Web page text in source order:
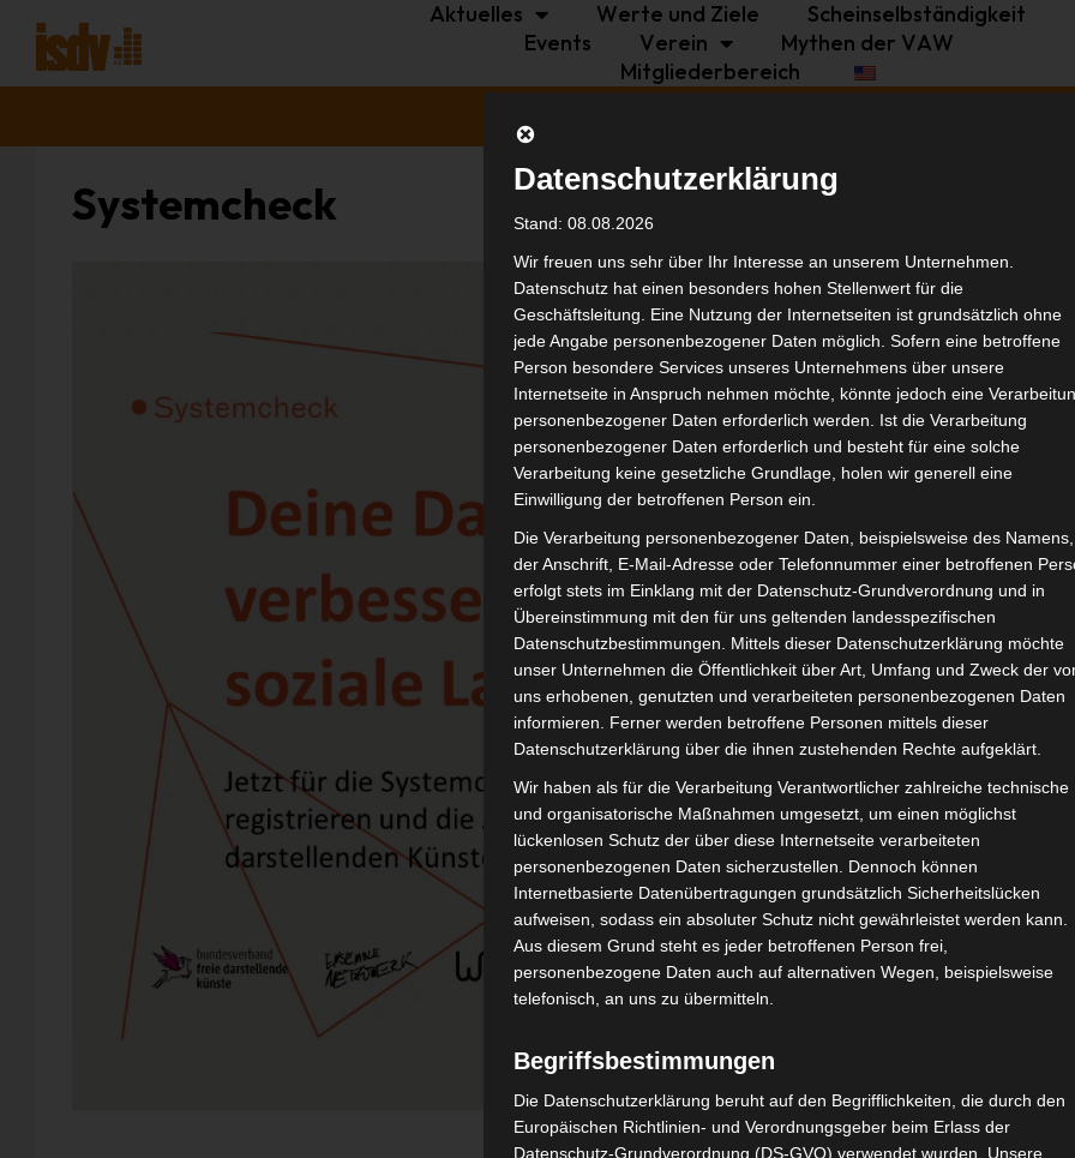
Aktuelles Werte und Ziele
Scheinselbständigkeit
Events
Verein
Mythen der VAW
Mitgliederbereich
Systemcheck Datenschutzerklärung
Stand: 08.08.2026
Wir freuen uns sehr über Ihr Interesse an unserem Unternehmen.
Datenschutz hat einen besonders hohen Stellenwert für die
Geschäftsleitung. Eine Nutzung der Internetseiten ist grundsätzlich ohne
jede Angabe personenbezogener Daten möglich. Sofern eine betroffene
Person besondere Services unseres Unternehmens über unsere
Internetseite in Anspruch nehmen möchte, könnte jedoch eine
personenbezogener Daten erforderlich werden. Ist die Verarbeitung
personenbezogener Daten erforderlich und besteht für eine solche
Verarbeitung keine gesetzliche Grundlage, holen wir generell eine
Einwilligung der betroffenen Person ein.
Die Verarbeitung personenbezogener Daten, beispielsweise des Namens,
der Anschrift, E-Mail-Adresse oder Telefonnummer einer betroffenen
erfolgt stets im Einklang mit der Datenschutz-Grundverordnung und in
Übereinstimmung mit den für uns geltenden landesspezifischen
Datenschutzbestimmungen. Mittels dieser Datenschutzerklärung möchte
unser Unternehmen die Öffentlichkeit über Art, Umfang und Zweck der
uns erhobenen, genutzten und verarbeiteten personenbezogenen Daten
informieren. Ferner werden betroffene Personen mittels dieser
Datenschutzerklärung über die ihnen zustehenden Rechte aufgeklärt.
Wir haben als für die Verarbeitung Verantwortlicher zahlreiche technische
und organisatorische Maßnahmen umgesetzt, um einen möglichst
lückenlosen Schutz der über diese Internetseite verarbeiteten
personenbezogenen Daten sicherzustellen. Dennoch können
Internetbasierte Datenübertragungen grundsätzlich Sicherheitslücken
aufweisen, sodass ein absoluter Schutz nicht gewährleistet werden kann.
Aus diesem Grund steht es jeder betroffenen Person frei,
personenbezogene Daten auch auf alternativen Wegen, beispielsweise
telefonisch, an uns zu übermitteln.
Begriffsbestimmungen
Die Datenschutzerklärung beruht auf den Begrifflichkeiten, die durch den
Europäischen Richtlinien- und Verordnungsgeber beim Erlass der
Datenschutz-Grundverordnung (DS-GVO) verwendet wurden. Unsere